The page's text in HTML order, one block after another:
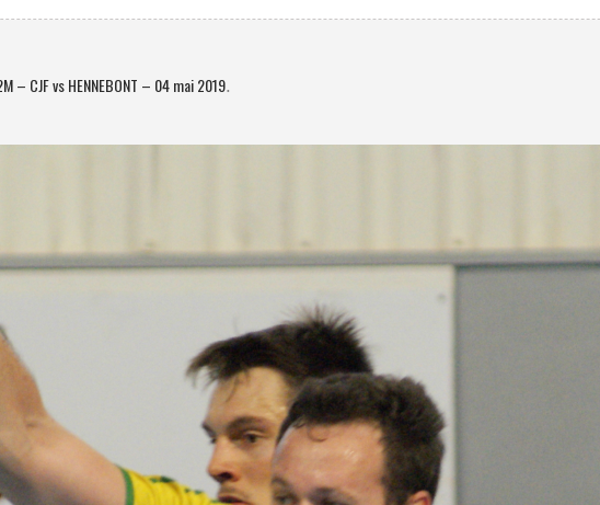
– CJF vs HENNEBONT – 04 mai 2019.